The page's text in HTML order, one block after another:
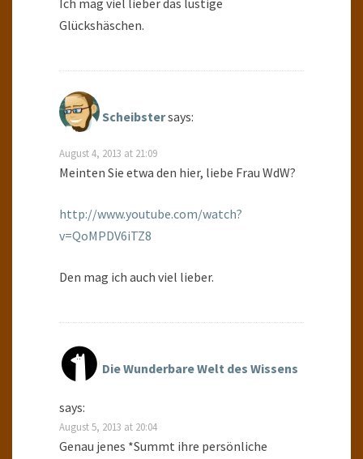
Ich mag viel lieber das lustige
Glückshäschen.
Scheibstersays:
August 4, 2013 at 21:09
Meinten Sie etwa den hier, liebe Frau WdW?
http://www.youtube.com/watch?
v=QoMPDV6iTZ8
Den mag ich auch viel lieber.
Die Wunderbare Welt des Wissens
says:
August 5, 2013 at 20:04
Genau jenes *Summt ihre persönliche